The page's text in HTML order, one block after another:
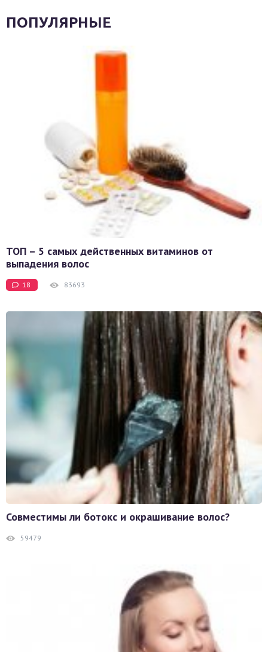
ПОПУЛЯРНЫЕ
ТОП – 5 самых действенных витаминов от
выпадения волос
18 83693
Совместимы ли ботокс и окрашивание волос?
59479